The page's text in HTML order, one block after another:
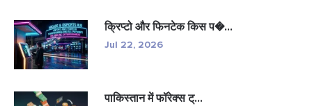
क्रिप्टो और फिनटेक किस प�...
Jul 22, 2026
पाकिस्तान में फॉरेक्स ट्...